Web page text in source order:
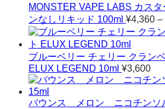
–
MONSTER VAPE LABS カス
ンなしリキッド 100ml ¥4,360 –
ブルーベリー チェリー クラン
ELUX LEGEND 10ml ¥3,600
バウンス メロン ニコチンソ